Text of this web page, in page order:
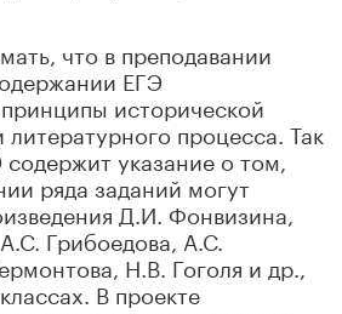
что в преподавании
ЕГЭ
исторической
процесса. Так
указание о том,
ряда заданий могут
Д.И. Фонвизина,
Грибоедова, А.С.
Н.В. Гоголя и др.,
В проекте